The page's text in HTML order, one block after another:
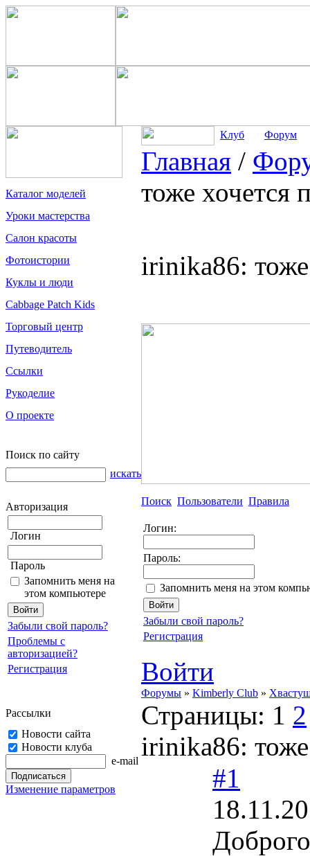
Каталог моделей
Уроки мастерства
Салон красоты
Фотоистории
Куклы и люди
Cabbage Patch Kids
Торговый центр
Путеводитель
Ссылки
Рукоделие
О проекте
Поиск по сайту
искать
Авторизация
Логин
Пароль
Запомнить меня на
этом компьютере
Забыли свой пароль?
Проблемы с
авторизацией?
Регистрация
Рассылки
Новости сайта
Новости клуба
e-mail
Изменение параметров
Клуб Форум
Главная /
тоже хочется
irinika86: тоже
Поиск Пользователи Правила
Логин:
Пароль:
Запомнить меня на этом
Забыли свой пароль?
Регистрация
Войти
Форумы » Kimberly Club »
Страницы: 1 2
irinika86: тоже
#1